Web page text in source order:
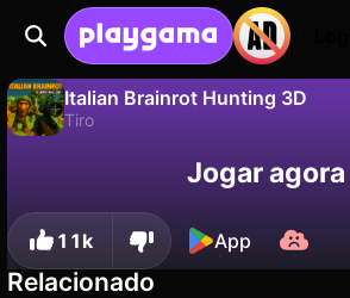
Italian Brainrot Hunting 3D
Tiro
Salve o progresso!Jogar agora
11k App
Relacionado